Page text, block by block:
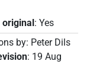
: Yes
by: Peter Dils
: 19 Aug